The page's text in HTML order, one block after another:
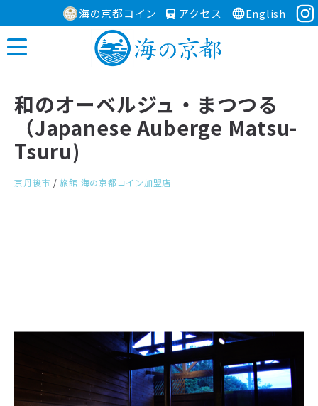
海の京都コイン アクセス English
和のオーベルジュ・まつつる
（Japanese Auberge Matsu-
Tsuru)
京丹後市 /旅館 海の京都コイン加盟店